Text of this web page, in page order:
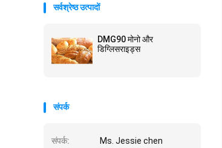
सर्वश्रेष्ठ उत्पादों
DMG90 मोनो और
डिग्लिसराइड्स
संपर्क
संपर्क: Ms. Jessie chen